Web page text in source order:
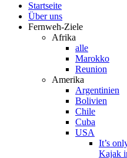
Startseite
Über uns
Fernweh-Ziele
Afrika
alle
Marokko
Reunion
Amerika
Argentinien
Bolivien
Chile
Cuba
USA
It’s
Kajak